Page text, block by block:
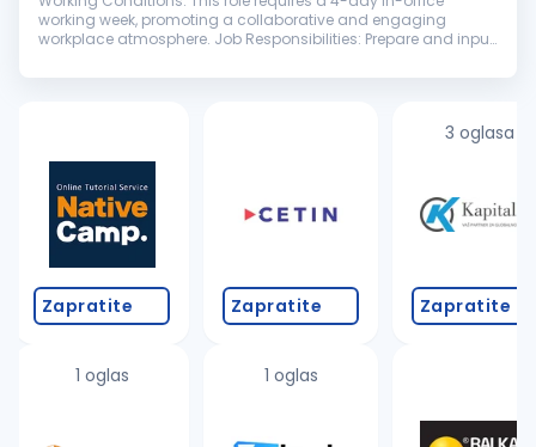
working week, promoting a collaborative and engaging
workplace atmosphere. Job Responsibilities: Prepare and input
including footnotes...
Zapratite
1 oglas
Zapratite
1 oglas
3 oglasa
Zapratite